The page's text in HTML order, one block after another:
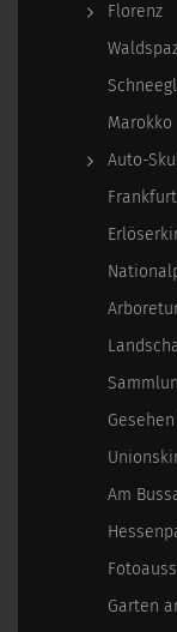
Florenz
Marokko
Auto-
Am
Garten